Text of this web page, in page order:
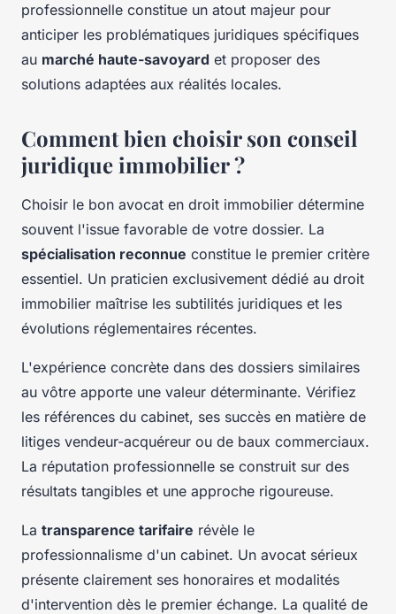
professionnelle constitue un atout majeur pour
anticiper les problématiques juridiques spécifiques
au marché haute-savoyard et proposer des
solutions adaptées aux réalités locales.
Comment bien choisir son conseil
juridique immobilier ?
Choisir le bon avocat en droit immobilier détermine
souvent l'issue favorable de votre dossier. La
spécialisation reconnue constitue le premier critère
essentiel. Un praticien exclusivement dédié au droit
immobilier maîtrise les subtilités juridiques et les
évolutions réglementaires récentes.
L'expérience concrète dans des dossiers similaires
au vôtre apporte une valeur déterminante. Vérifiez
les références du cabinet, ses succès en matière de
litiges vendeur-acquéreur ou de baux commerciaux.
La réputation professionnelle se construit sur des
résultats tangibles et une approche rigoureuse.
La transparence tarifaire révèle le
professionnalisme d'un cabinet. Un avocat sérieux
présente clairement ses honoraires et modalités
d'intervention dès le premier échange. La qualité de